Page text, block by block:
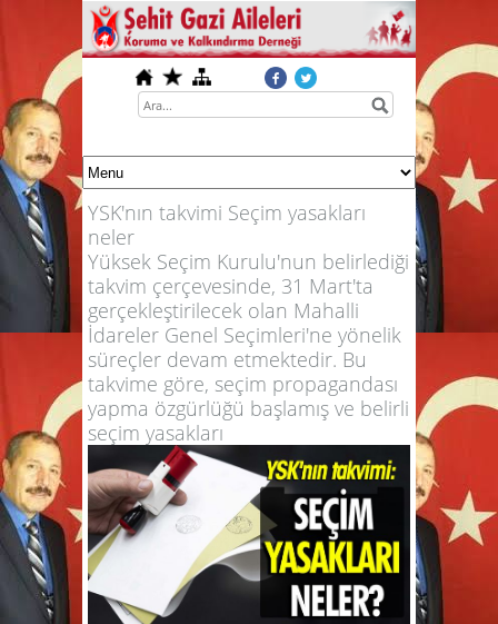
YSK'nın takvimi Seçim yasakları
neler
Yüksek Seçim Kurulu'nun belirlediği
takvim çerçevesinde, 31 Mart'ta
gerçekleştirilecek olan Mahalli
İdareler Genel Seçimleri'ne yönelik
süreçler devam etmektedir. Bu
takvime göre, seçim propagandası
yapma özgürlüğü başlamış ve belirli
seçim yasakları